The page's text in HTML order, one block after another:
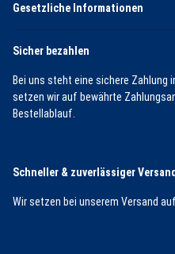
Gesetzliche Informationen
Sicher bezahlen
Bei uns steht eine sichere Zahlung
setzen wir auf bewährte
Bestellablauf.
Schneller & zuverlässiger
Wir setzen bei unserem Versand